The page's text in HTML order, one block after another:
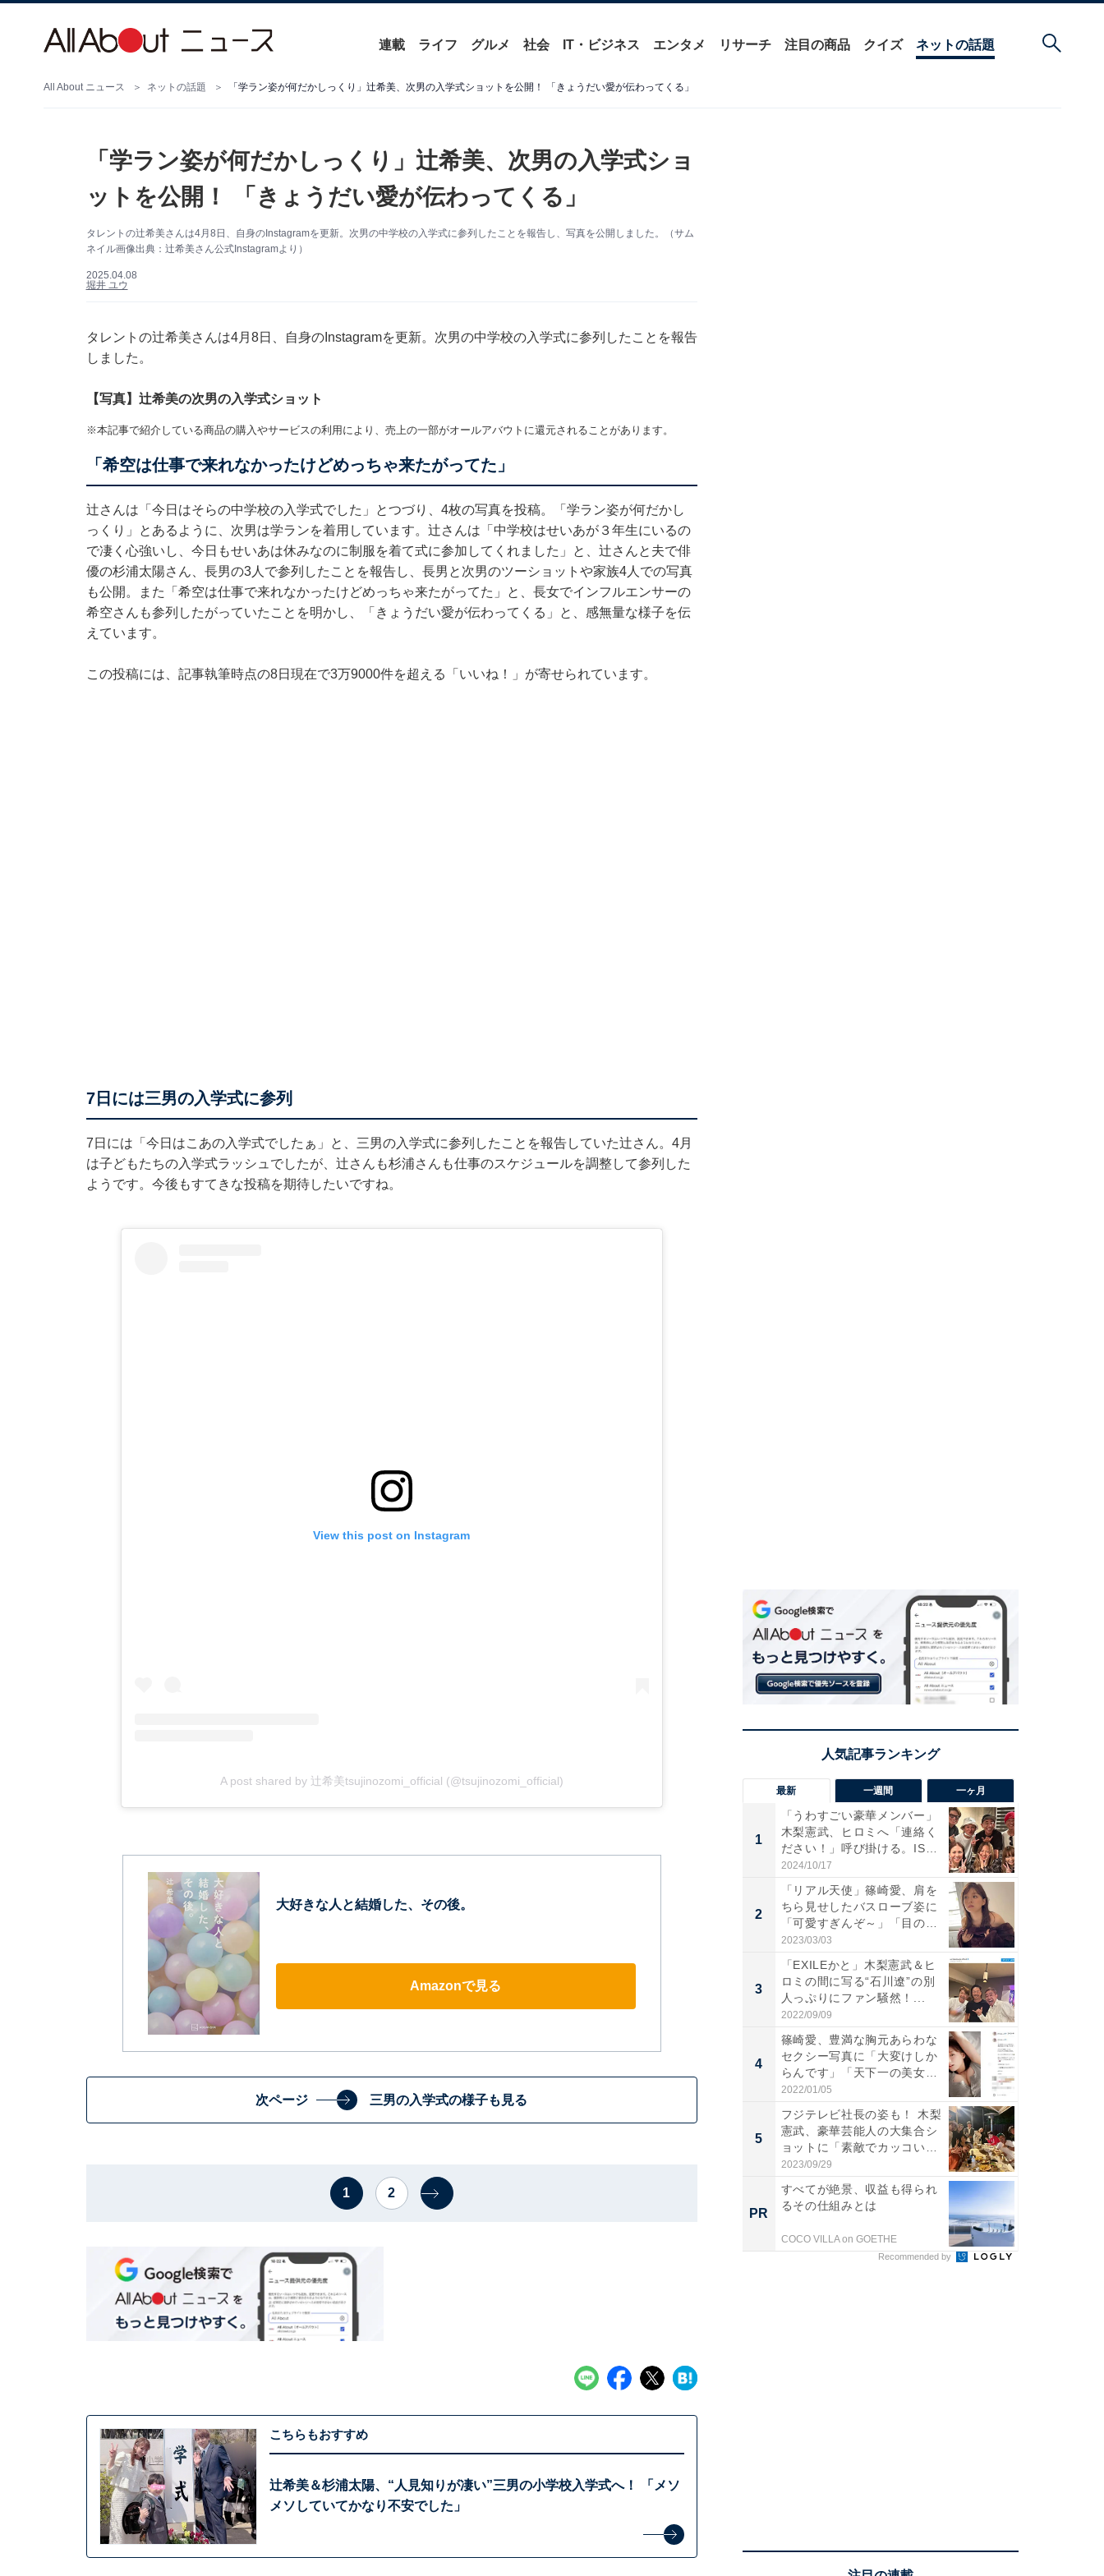
連載 ライフ グルメ 社会 IT・ビジネス エンタメ リサーチ 注目の商品 クイズ ネットの話題
All About ニュース ネットの話題 「学ラン姿が何だかしっくり」辻希美、次男の入学式ショットを公開！ 「きょうだい愛が伝わってくる」
「学ラン姿が何だかしっくり」辻希美、次男の入学式ショ
ットを公開！ 「きょうだい愛が伝わってくる」
タレントの辻希美さんは4月8日、自身のInstagramを更新。次男の中学校の入学式に参列したことを報告し、写真を公開しました。（サム
ネイル画像出典：辻希美さん公式Instagramより）
2025.04.08
堀井 ユウ
タレントの辻希美さんは4月8日、自身のInstagramを更新。次男の中学校の入学式に参列したことを報告
しました。
【写真】辻希美の次男の入学式ショット
※本記事で紹介している商品の購入やサービスの利用により、売上の一部がオールアバウトに還元されることがあります。
「希空は仕事で来れなかったけどめっちゃ来たがってた」
辻さんは「今日はそらの中学校の入学式でした」とつづり、4枚の写真を投稿。「学ラン姿が何だかし
っくり」とあるように、次男は学ランを着用しています。辻さんは「中学校はせいあが３年生にいるの
で凄く心強いし、今日もせいあは休みなのに制服を着て式に参加してくれました」と、辻さんと夫で俳
優の杉浦太陽さん、長男の3人で参列したことを報告し、長男と次男のツーショットや家族4人での写真
も公開。また「希空は仕事で来れなかったけどめっちゃ来たがってた」と、長女でインフルエンサーの
希空さんも参列したがっていたことを明かし、「きょうだい愛が伝わってくる」と、感無量な様子を伝
えています。
この投稿には、記事執筆時点の8日現在で3万9000件を超える「いいね！」が寄せられています。
7日には三男の入学式に参列
7日には「今日はこあの入学式でしたぁ」と、三男の入学式に参列したことを報告していた辻さん。4月
は子どもたちの入学式ラッシュでしたが、辻さんも杉浦さんも仕事のスケジュールを調整して参列した
ようです。今後もすてきな投稿を期待したいですね。
View this post on Instagram
A post shared by 辻希美tsujinozomi_official (@tsujinozomi_official)
大好きな人と結婚した、その後。
Amazonで見る
次ページ 三男の入学式の様子も見る
1 2
こちらもおすすめ
辻希美＆杉浦太陽、“人見知りが凄い”三男の小学校入学式へ！ 「メソ
メソしていてかなり不安でした」
最新 一週間 一ヶ月
1
「うわすごい豪華メンバー」
木梨憲武、ヒロミへ「連絡く
ださい！」呼び掛ける。IS
S...
2024/10/17
2
「リアル天使」篠崎愛、肩を
ちら見せしたバスローブ姿に
「可愛すぎんぞ～」「目の表
情...
2023/03/03
3
「EXILEかと」木梨憲武＆ヒ
ロミの間に写る“石川遼”の別
人っぷりにファン騒然！...
2022/09/09
4
篠崎愛、豊満な胸元あらわな
セクシー写真に「大変けしか
らんです」「天下一の美女で
す...
2022/01/05
5
フジテレビ社長の姿も！ 木梨
憲武、豪華芸能人の大集合シ
ョットに「素敵でカッコい
い...
2023/09/29
PR
すべてが絶景、収益も得られ
るその仕組みとは
COCO VILLA on GOETHE
Recommended by